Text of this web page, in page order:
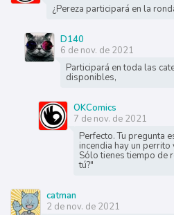
¿Pereza participará en la
D140
6 de nov. de 2021
Participará en toda las
disponibles,
OKComics
7 de nov. de 2021
Perfecto. Tu pregunta
incendia hay un
Sólo tienes tiempo de
tú?"
catman
2 de nov. de 2021